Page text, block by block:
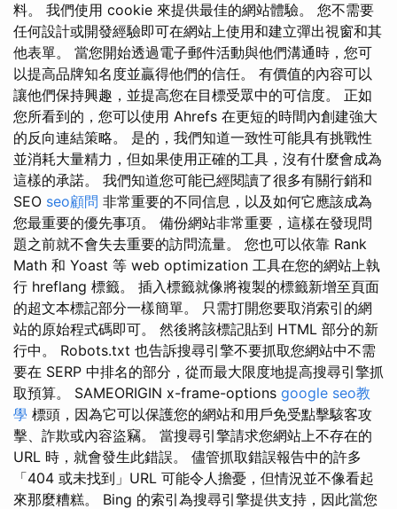
料。 我們使用 cookie 來提供最佳的網站體驗。 您不需要
任何設計或開發經驗即可在網站上使用和建立彈出視窗和其
他表單。 當您開始透過電子郵件活動與他們溝通時，您可
以提高品牌知名度並贏得他們的信任。 有價值的內容可以
讓他們保持興趣，並提高您在目標受眾中的可信度。 正如
您所看到的，您可以使用 Ahrefs 在更短的時間內創建強大
的反向連結策略。 是的，我們知道一致性可能具有挑戰性
並消耗大量精力，但如果使用正確的工具，沒有什麼會成為
這樣的承諾。 我們知道您可能已經閱讀了很多有關行銷和
SEO seo顧問 非常重要的不同信息，以及如何它應該成為
您最重要的優先事項。 備份網站非常重要，這樣在發現問
題之前就不會失去重要的訪問流量。 您也可以依靠 Rank
Math 和 Yoast 等 web optimization 工具在您的網站上執
行 hreflang 標籤。 插入標籤就像將複製的標籤新增至頁面
的超文本標記部分一樣簡單。 只需打開您要取消索引的網
站的原始程式碼即可。 然後將該標記貼到 HTML 部分的新
行中。 Robots.txt 也告訴搜尋引擎不要抓取您網站中不需
要在 SERP 中排名的部分，從而最大限度地提高搜尋引擎抓
取預算。 SAMEORIGIN x-frame-options google seo教
學 標頭，因為它可以保護您的網站和用戶免受點擊駭客攻
擊、詐欺或內容盜竊。 當搜尋引擎請求您網站上不存在的
URL 時，就會發生此錯誤。 儘管抓取錯誤報告中的許多
「404 或未找到」URL 可能令人擔憂，但情況並不像看起
來那麼糟糕。 Bing 的索引為搜尋引擎提供支持，因此當您